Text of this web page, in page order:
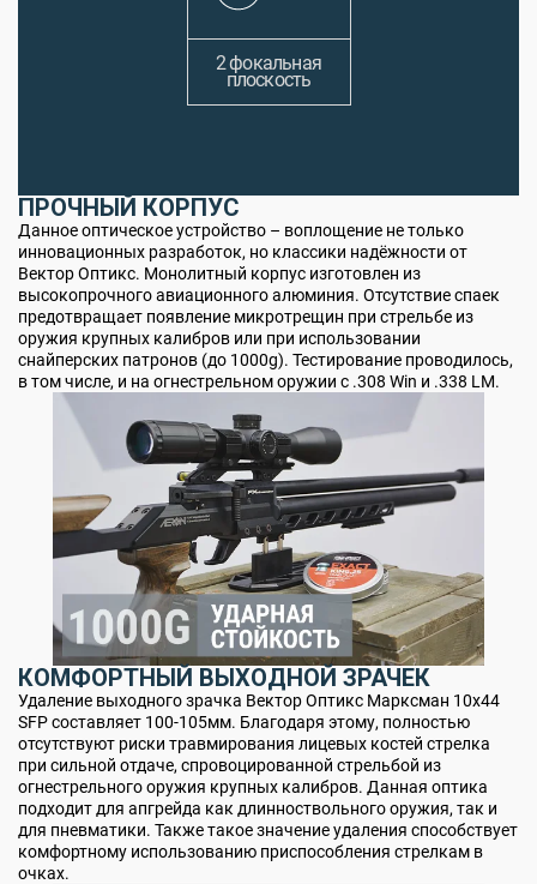
2 фокальная
плоскость
ПРОЧНЫЙ КОРПУС
Данное оптическое устройство – воплощение не только
инновационных разработок, но классики надёжности от
Вектор Оптикс. Монолитный корпус изготовлен из
высокопрочного авиационного алюминия. Отсутствие спаек
предотвращает появление микротрещин при стрельбе из
оружия крупных калибров или при использовании
снайперских патронов (до 1000g). Тестирование проводилось,
в том числе, и на огнестрельном оружии с .308 Win и .338 LM.
КОМФОРТНЫЙ ВЫХОДНОЙ ЗРАЧЕК
Удаление выходного зрачка Вектор Оптикс Марксман 10x44
SFP составляет 100-105мм. Благодаря этому, полностью
отсутствуют риски травмирования лицевых костей стрелка
при сильной отдаче, спровоцированной стрельбой из
огнестрельного оружия крупных калибров. Данная оптика
подходит для апгрейда как длинноствольного оружия, так и
для пневматики. Также такое значение удаления способствует
комфортному использованию приспособления стрелкам в
очках.